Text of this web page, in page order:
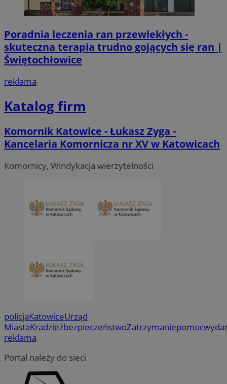
Poradnia leczenia ran przewlekłych -
skuteczna terapia trudno gojących się ran |
Świętochłowice
reklama
Katalog firm
Komornik Katowice - Łukasz Zyga -
Kancelaria Komornicza nr XV w Katowicach
Komornicy, Windykacja wierzytelności
policjaKatowiceUrząd
MiastaKradzieżbezpieczeństwoZatrzymaniepomoc
reklama
Portal należy do sieci